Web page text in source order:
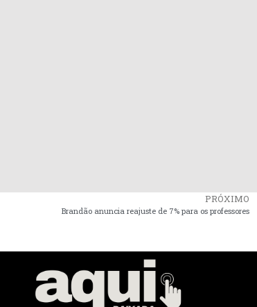
PRÓXIMO
Brandão anuncia reajuste de 7% para os professores